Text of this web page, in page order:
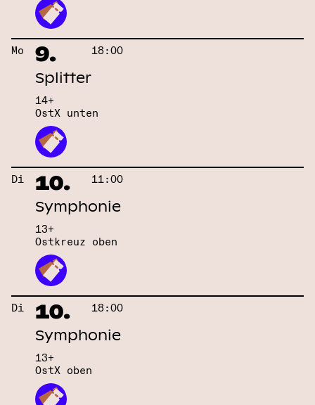
Mo 9. 18:00
Splitter
14+
OstX unten
Di 10. 11:00
Symphonie
13+
Ostkreuz oben
Di 10. 18:00
Symphonie
13+
OstX oben